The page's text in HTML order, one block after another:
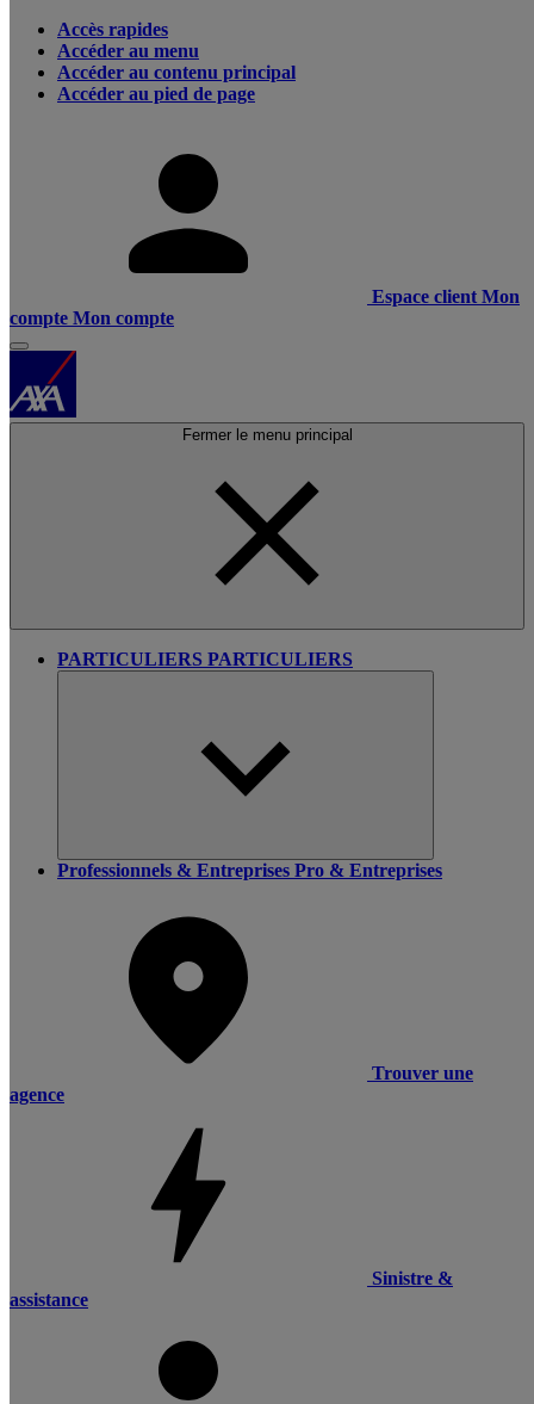
Accès rapides
Accéder au menu
Accéder au contenu principal
Accéder au pied de page
Espace client Mon
compte Mon compte
Fermer le menu principal
PARTICULIERS PARTICULIERS
Professionnels & Entreprises Pro & Entreprises
Trouver une
agence
Sinistre &
assistance